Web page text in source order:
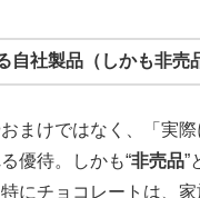
自社製品（しかも非売
まけではなく、「実
優待。しかも“非売品”
にチョコレートは、